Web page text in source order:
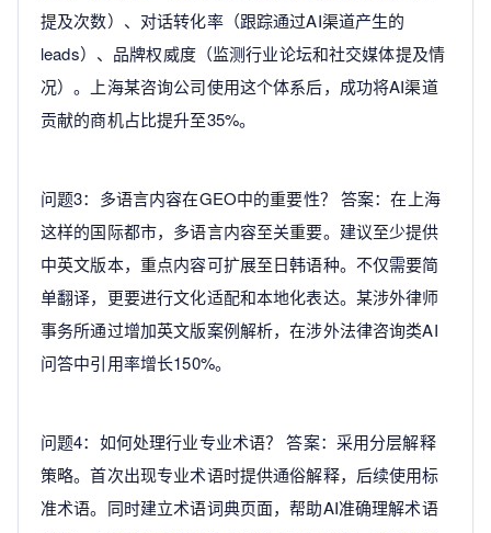
提及次数）、对话转化率（跟踪通过AI渠道产生的
leads）、品牌权威度（监测行业论坛和社交媒体提及情
况）。上海某咨询公司使用这个体系后，成功将AI渠道
贡献的商机占比提升至35%。
问题3：多语言内容在GEO中的重要性？ 答案：在上海
这样的国际都市，多语言内容至关重要。建议至少提供
中英文版本，重点内容可扩展至日韩语种。不仅需要简
单翻译，更要进行文化适配和本地化表达。某涉外律师
事务所通过增加英文版案例解析，在涉外法律咨询类AI
问答中引用率增长150%。
问题4：如何处理行业专业术语？ 答案：采用分层解释
策略。首次出现专业术语时提供通俗解释，后续使用标
准术语。同时建立术语词典页面，帮助AI准确理解术语